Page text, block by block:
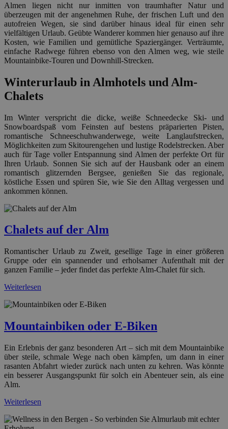
Almen liegen nicht nur inmitten von traumhafter Natur und
überzeugen mit der angenehmen Ruhe, der frischen Luft und den
autofreien Wegen, sie sind darüber hinaus ideal für einen sehr
vielfältigen Urlaub. Geübte Wanderer kommen hier genauso auf ihre
Kosten, wie Familien und gemütliche Spaziergänger. Verträumte,
einfache Radwege führen ebenso von den Almen weg, wie steile
Mountainbike-Touren und Downhill-Strecken.
Winterurlaub in Almhotels und Alm-
Chalets
Im Winter verspricht die dicke, weiße Schneedecke Ski- und
Snowboardspaß vom Feinsten auf bestens präparierten Pisten,
romantische Schneeschuhwanderwege, weite Langlaufstrecken,
Möglichkeiten zum Skitourengehen und lustige Rodelstrecken. Aber
auch für Tage voller Entspannung sind Almen der perfekte Ort für
Ihren Urlaub. Sonnen Sie sich auf der Hausbank oder an einem
romantisch glitzernden Bergsee, genießen Sie das regionale,
köstliche Essen und spüren Sie, wie Sie den Alltag vergessen und
ankommen können.
Chalets auf der Alm
Romantischer Urlaub zu Zweit, gesellige Tage in einer größeren
Gruppe oder ein spannender und erholsamer Aufenthalt mit der
ganzen Familie – jeder findet das perfekte Alm-Chalet für sich.
Weiterlesen
Mountainbiken oder E-Biken
Ein Erlebnis der ganz besonderen Art – sich mit dem Mountainbike
über steile, schmale Wege nach oben kämpfen, um dann in einer
rasanten Abfahrt wieder zurück nach unten zu kehren. Was könnte
ein besserer Ausgangspunkt für solch ein Abenteuer sein, als eine
Alm.
Weiterlesen